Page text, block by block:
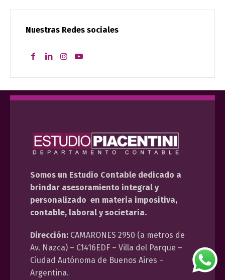
Nuestras Redes sociales
Somos un Estudio Contable dedicado a
brindar asesoramiento integral y
personalizado en materia impositiva,
contable, laboral y societaria.
Dirección: CAMARONES 2950 (a metros de
Av. Nazca) – C1416EDF – Villa del Parque –
Ciudad Autónoma de Buenos Aires –
Argentina.